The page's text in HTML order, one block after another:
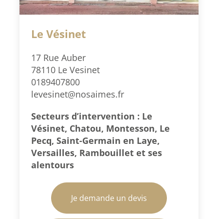
Le Vésinet
17 Rue Auber
78110 Le Vesinet
0189407800
levesinet@nosaimes.fr
Secteurs d’intervention : Le
Vésinet, Chatou, Montesson, Le
Pecq, Saint-Germain en Laye,
Versailles, Rambouillet et ses
alentours
Je demande un devis